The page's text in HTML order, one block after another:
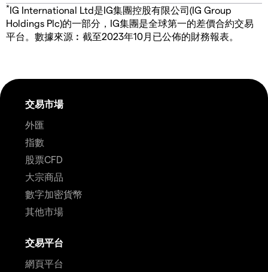
*IG International Ltd是IG集團控股有限公司(IG Group
Holdings Plc)的一部分，IG集團是全球第一的差價合約交易
平台。數據來源︰截至2023年10月已公佈的財務報表。
交易市場
外匯
指數
股票CFD
大宗商品
數字加密貨幣
其他市場
交易平台
網頁平台